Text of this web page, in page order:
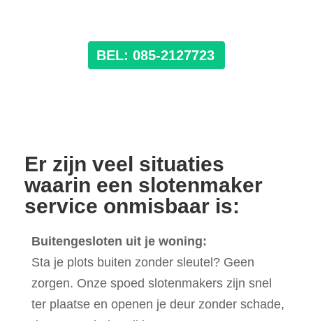
BEL: 085-2127723
Er zijn veel situaties
waarin een slotenmaker
service onmisbaar is:
Buitengesloten uit je woning:
Sta je plots buiten zonder sleutel? Geen
zorgen. Onze spoed slotenmakers zijn snel
ter plaatse en openen je deur zonder schade,